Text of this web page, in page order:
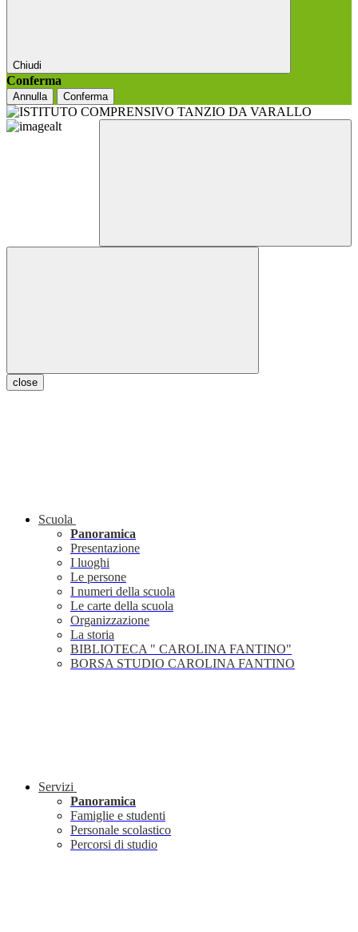
Chiudi
Conferma
Annulla Conferma
close
Scuola
Panoramica
Presentazione
I luoghi
Le persone
I numeri della scuola
Le carte della scuola
Organizzazione
La storia
BIBLIOTECA " CAROLINA FANTINO"
BORSA STUDIO CAROLINA FANTINO
Servizi
Panoramica
Famiglie e studenti
Personale scolastico
Percorsi di studio